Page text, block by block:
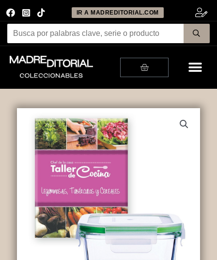
IR A MADREDITORIAL.COM
Cart